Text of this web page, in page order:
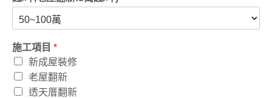
施工項目 *
新成屋裝修
老屋翻新
透天厝翻新